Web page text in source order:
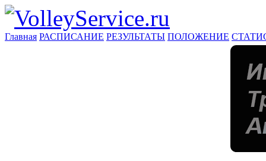
Главная РАСПИСАНИЕ РЕЗУЛЬТАТЫ ПОЛОЖЕНИЕ